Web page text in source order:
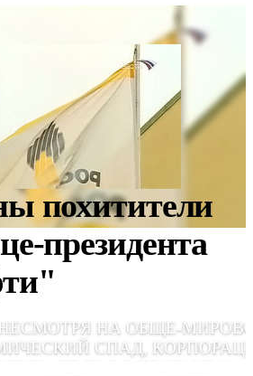
похитители
президента
НА ОБЩЕ-
СПАД,